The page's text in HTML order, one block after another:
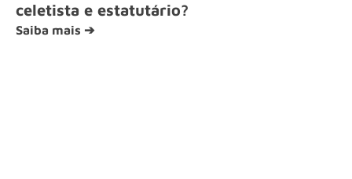
celetista e estatutário?
Saiba mais ➔